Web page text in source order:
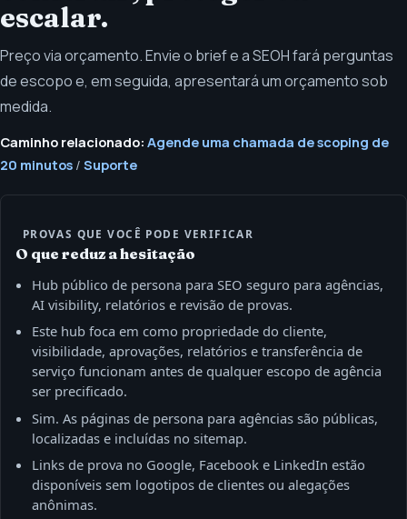
escalar.
Preço via orçamento. Envie o brief e a SEOH fará perguntas
de escopo e, em seguida, apresentará um orçamento sob
medida.
Caminho relacionado: Agende uma chamada de scoping de
20 minutos / Suporte
PROVAS QUE VOCÊ PODE VERIFICAR
O que reduz a hesitação
Hub público de persona para SEO seguro para agências,
AI visibility, relatórios e revisão de provas.
Este hub foca em como propriedade do cliente,
visibilidade, aprovações, relatórios e transferência de
serviço funcionam antes de qualquer escopo de agência
ser precificado.
Sim. As páginas de persona para agências são públicas,
localizadas e incluídas no sitemap.
Links de prova no Google, Facebook e LinkedIn estão
disponíveis sem logotipos de clientes ou alegações
anônimas.